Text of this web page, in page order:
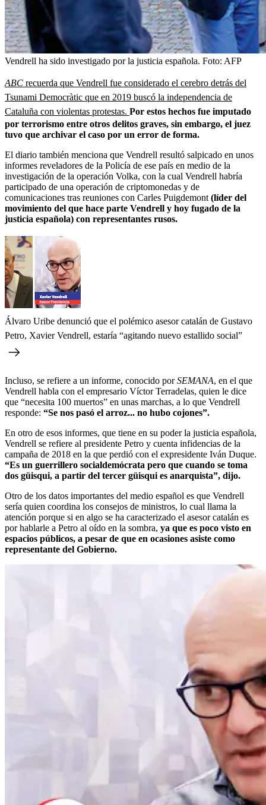
Vendrell ha sido investigado por la justicia española. Foto: AFP
ABC recuerda que Vendrell fue considerado el cerebro detrás del
Tsunami Democràtic que en 2019 buscó la independencia de
Cataluña con violentas protestas. Por estos hechos fue imputado
por terrorismo entre otros delitos graves, sin embargo, el juez
tuvo que archivar el caso por un error de forma.
El diario también menciona que Vendrell resultó salpicado en unos
informes reveladores de la Policía de ese país en medio de la
investigación de la operación Volka, con la cual Vendrell habría
participado de una operación de criptomonedas y de
comunicaciones tras reuniones con Carles Puigdemont (líder del
movimiento del que hace parte Vendrell y hoy fugado de la
justicia española) con representantes rusos.
Álvaro Uribe denunció que el polémico asesor catalán de Gustavo
Petro, Xavier Vendrell, estaría “agitando nuevo estallido social”
Incluso, se refiere a un informe, conocido porSEMANA, en el que
Vendrell habla con el empresario Víctor Terradelas, quien le dice
que “necesita 100 muertos” en unas marchas, a lo que Vendrell
responde: “Se nos pasó el arroz... no hubo cojones”.
En otro de esos informes, que tiene en su poder la justicia española,
Vendrell se refiere al presidente Petro y cuenta infidencias de la
campaña de 2018 en la que perdió con el expresidente Iván Duque.
“Es un guerrillero socialdemócrata pero que cuando se toma
dos güisqui, a partir del tercer güisqui es anarquista”, dijo.
Otro de los datos importantes del medio español es que Vendrell
sería quien coordina los consejos de ministros, lo cual llama la
atención porque si en algo se ha caracterizado el asesor catalán es
por hablarle a Petro al oído en la sombra, ya que es poco visto en
espacios públicos, a pesar de que en ocasiones asiste como
representante del Gobierno.